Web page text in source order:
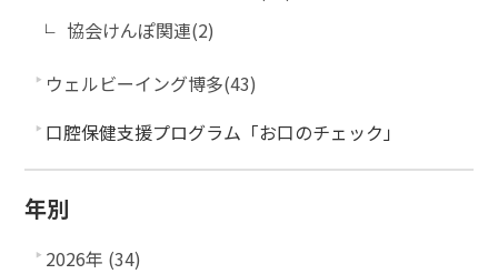
協会けんぽ関連(2)
ウェルビーイング博多(43)
口腔保健支援プログラム「お口のチェック」
年別
2026年 (34)